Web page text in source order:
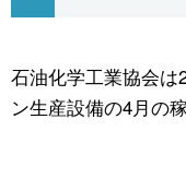
社会
文化
旅と暮らし
動画/Live
暮らし
スポーツ・東京2020
石油化学工業協会は
ン生産設備の4月の